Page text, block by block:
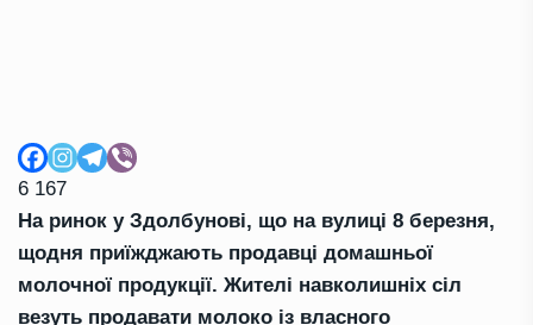
6 167
На ринок у Здолбунові, що на вулиці 8 березня,
щодня приїжджають продавці домашньої
молочної продукції. Жителі навколишніх сіл
везуть продавати молоко із власного